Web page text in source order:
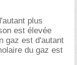
plus
est élevée
gaz est d'autant
du gaz est